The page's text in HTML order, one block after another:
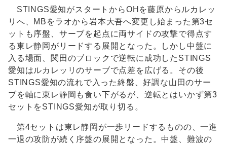
STINGS愛知がスタートからOHを藤原からルカレッ
リへ、MBをラオから岩本大吾へ変更し始まった第3セ
ットも序盤、サーブを起点に両サイドの攻撃で得点す
る東レ静岡がリードする展開となった。しかし中盤に
入る場面、関田のブロックで逆転に成功したSTINGS
愛知はルカレッリのサーブで点差を広げる。その後
STINGS愛知の流れで入った終盤、好調な山田のサー
ブを軸に東レ静岡も食い下がるが、逆転とはいかず第3
セットをSTINGS愛知が取り切る。
第4セットは東レ静岡が一歩リードするものの、一進
一退の攻防が続く序盤の展開となった。中盤、難波の